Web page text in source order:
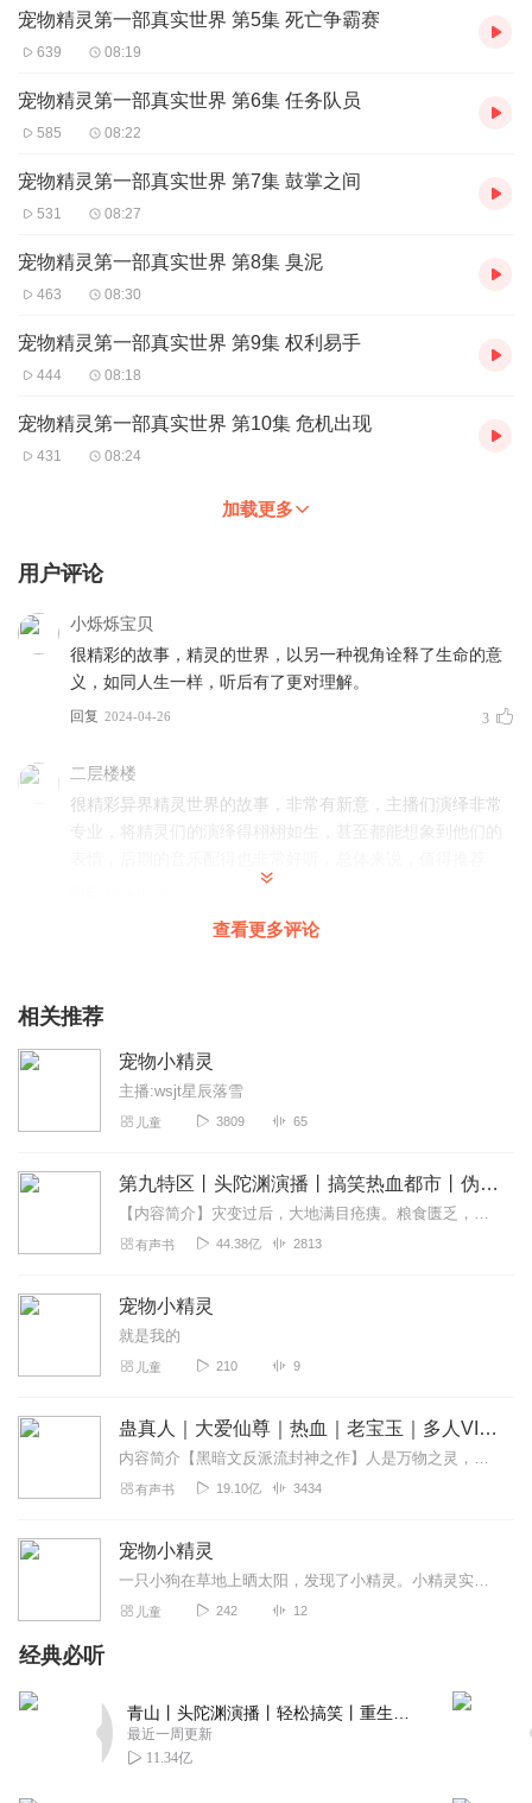
宠物精灵第一部真实世界 第5集 死亡争霸赛
639 08:19
宠物精灵第一部真实世界 第6集 任务队员
585 08:22
宠物精灵第一部真实世界 第7集 鼓掌之间
531 08:27
宠物精灵第一部真实世界 第8集 臭泥
463 08:30
宠物精灵第一部真实世界 第9集 权利易手
444 08:18
宠物精灵第一部真实世界 第10集 危机出现
431 08:24
加载更多
用户评论
小烁烁宝贝
很精彩的故事，精灵的世界，以另一种视角诠释了生命的意
义，如同人生一样，听后有了更对理解。
回复 2024-04-26 3
二层楼楼
很精彩异界精灵世界的故事，非常有新意，主播们演绎非常
专业，将精灵们的演绎得栩栩如生，甚至都能想象到他们的
有黑暗。在黑暗的精灵世界里将如何生存下去...那就来听剧
2024-05-02
恰如清风
级超级爱听呢
2024-04-23 2
(⊙o⊙)哇，主播大大的声音好好听，后期制作精良，代入感
超前，有种身临其境的感觉，快来一起听听吧！给主播大大
点赞！！！
小公子花花
打怪升级爆系统，明明这么热血的故事，却带着一丢丢得可
2024-05-07
焰火维奈斯
候看的宠物小精灵不是一个样子啊，播的挺好的，可以听下
2024-05-06
查看更多评论
相关推荐
宠物小精灵
主播:wsjt星辰落雪
儿童 3809 65
第九特区丨头陀渊演播丨搞笑热血都市丨伪戒丨VIP免费多人有声剧
【内容简介】灾变过后，大地满目疮痍。粮食匮乏，资源紧俏，局势混乱……一位从待规划区杀出来的青年，背对着漫天黄沙，孤身来到九区谋生，却不曾想偶然结识三五好友，一念...
有声书 44.38亿 2813
宠物小精灵
就是我的
儿童 210 9
蛊真人｜大爱仙尊｜热血｜老宝玉｜多人VIP免费有声剧
内容简介【黑暗文反派流封神之作】人是万物之灵，蛊是天地真精。一个穿越者不断重生的故事。一个养蛊、炼蛊、用蛊的奇特世界。配音组（男角色）老宝玉旁白...
有声书 19.10亿 3434
宠物小精灵
一只小狗在草地上晒太阳，发现了小精灵。小精灵实现了小狗的梦想
儿童 242 12
经典必听
最近一周更新
11.34亿